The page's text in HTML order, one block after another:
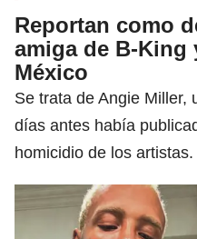
Reportan como
amiga de B-King
México
Se trata de Angie Miller,
días antes había
homicidio de los artistas.